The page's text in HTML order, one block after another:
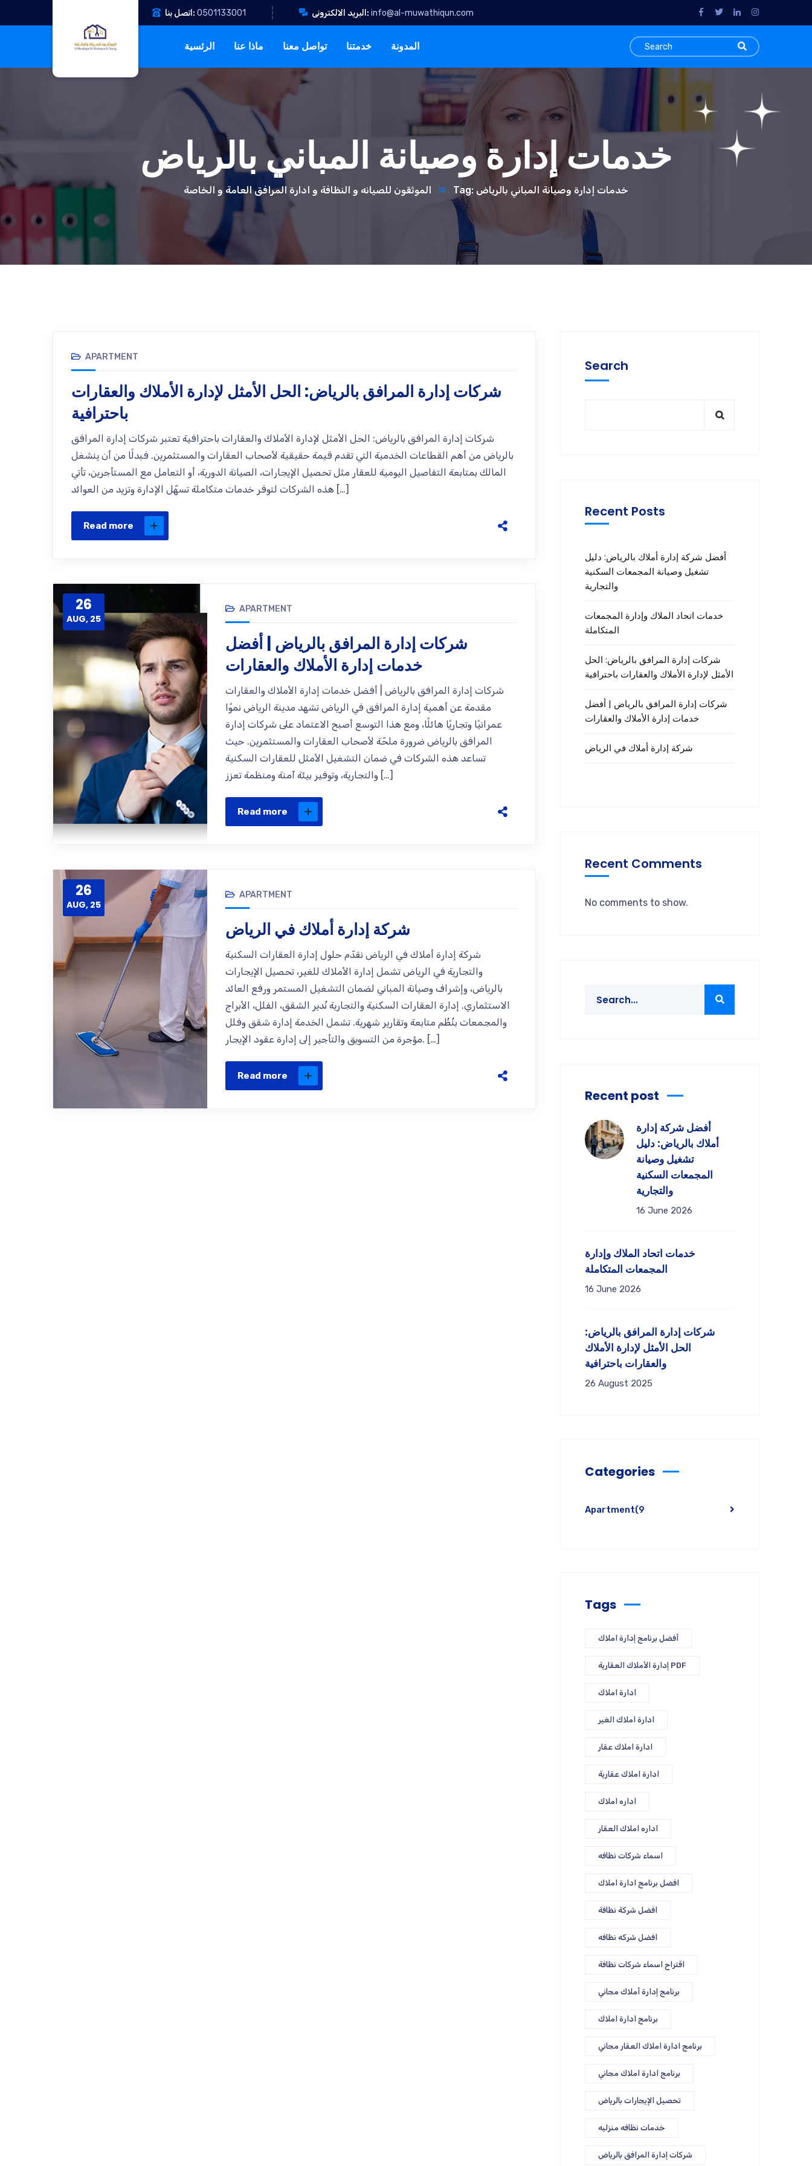
اتصل بنا: 0501133001 البريد الالكترونى: info@al-muwathiqun.com
الرئسية ماذا عنا تواصل معنا خدمتنا المدونة
خدمات إدارة وصيانة المباني بالرياض
الموثقون للصيانه و النظافة و ادارة المرافق العامة و الخاصة Tag: خدمات إدارة وصيانة المباني بالرياض
APARTMENT
شركات إدارة المرافق بالرياض: الحل الأمثل لإدارة الأملاك والعقارات
باحترافية
شركات إدارة المرافق بالرياض: الحل الأمثل لإدارة الأملاك والعقارات باحترافية تعتبر شركات إدارة المرافق
بالرياض من أهم القطاعات الخدمية التي تقدم قيمة حقيقية لأصحاب العقارات والمستثمرين. فبدلًا من أن ينشغل
المالك بمتابعة التفاصيل اليومية للعقار مثل تحصيل الإيجارات، الصيانة الدورية، أو التعامل مع المستأجرين، تأتي
هذه الشركات لتوفر خدمات متكاملة تسهّل الإدارة وتزيد من العوائد […]
Read more
26
AUG, 25
APARTMENT
شركات إدارة المرافق بالرياض | أفضل
خدمات إدارة الأملاك والعقارات
شركات إدارة المرافق بالرياض | أفضل خدمات إدارة الأملاك والعقارات
مقدمة عن أهمية إدارة المرافق في الرياض تشهد مدينة الرياض نموًا
عمرانيًا وتجاريًا هائلًا، ومع هذا التوسع أصبح الاعتماد على شركات إدارة
المرافق بالرياض ضرورة ملحّة لأصحاب العقارات والمستثمرين. حيث
تساعد هذه الشركات في ضمان التشغيل الأمثل للعقارات السكنية
والتجارية، وتوفير بيئة آمنة ومنظمة تعزز […]
Read more
26
AUG, 25
APARTMENT
شركة إدارة أملاك في الرياض
شركة إدارة أملاك في الرياض نقدّم حلول إدارة العقارات السكنية
والتجارية في الرياض تشمل إدارة الأملاك للغير، تحصيل الإيجارات
بالرياض، وإشراف وصيانة المباني لضمان التشغيل المستمر ورفع العائد
الاستثماري. إدارة العقارات السكنية والتجارية نُدير الشقق، الفلل، الأبراج
والمجمعات بنُظُم متابعة وتقارير شهرية. تشمل الخدمة إدارة شقق وفلل
مؤجرة من التسويق والتأجير إلى إدارة عقود الإيجار. […]
Read more
Search
Recent Posts
أفضل شركة إدارة أملاك بالرياض: دليل
تشغيل وصيانة المجمعات السكنية
والتجارية
خدمات اتحاد الملاك وإدارة المجمعات
المتكاملة
شركات إدارة المرافق بالرياض: الحل
الأمثل لإدارة الأملاك والعقارات باحترافية
شركات إدارة المرافق بالرياض | أفضل
خدمات إدارة الأملاك والعقارات
شركة إدارة أملاك في الرياض
Recent Comments
No comments to show.
Recent post
أفضل شركة إدارة
أملاك بالرياض: دليل
تشغيل وصيانة
المجمعات السكنية
والتجارية
16 June 2026
خدمات اتحاد الملاك وإدارة
المجمعات المتكاملة
16 June 2026
شركات إدارة المرافق بالرياض:
الحل الأمثل لإدارة الأملاك
والعقارات باحترافية
26 August 2025
Categories
Apartment(9
Tags
أفضل برنامج إدارة املاك
إدارة الأملاك العقارية PDF
ادارة املاك
ادارة املاك الغير
ادارة املاك عقار
ادارة املاك عقارية
اداره املاك
اداره املاك العقار
اسماء شركات نظافه
افضل برنامج ادارة املاك
افضل شركة نظافة
افضل شركه نظافه
اقتراح اسماء شركات نظافة
برنامج إدارة أملاك مجاني
برنامج ادارة املاك
برنامج ادارة املاك العقار مجاني
برنامج ادارة املاك مجاني
تحصيل الإيجارات بالرياض
خدمات نظافه منزليه
شركات إدارة المرافق بالرياض